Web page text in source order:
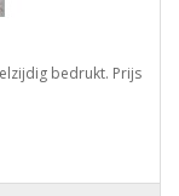
bedrukt. Prijs